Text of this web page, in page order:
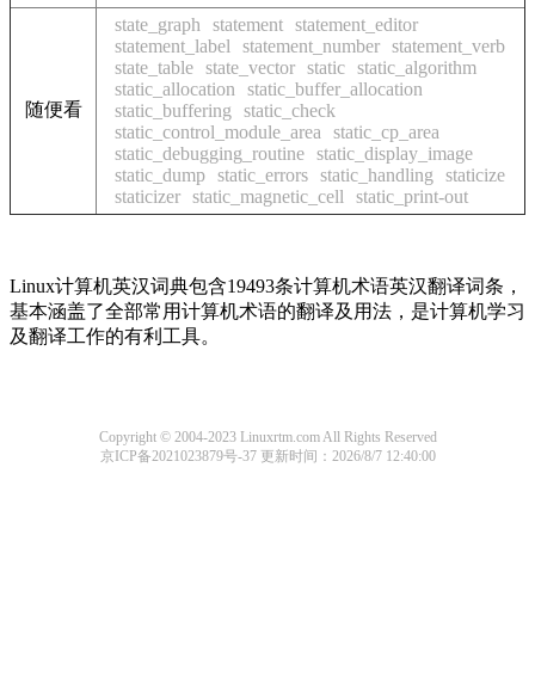
随便看
state_graph statement statement_editor
statement_label
statement_number statement_verb
state_table state_vector static static_algorithm
static_allocation
static_buffer_allocation
static_buffering
static_check
static_control_module_area
static_cp_area
static_debugging_routine static_display_image
static_dump static_errors static_handling
staticize
staticizer static_magnetic_cell static_print-out
Linux计算机英汉词典包含19493条计算机术语英汉翻译词条，
基本涵盖了全部常用计算机术语的翻译及用法，是计算机学习
及翻译工作的有利工具。
Copyright © 2004-2023 Linuxrtm.com All Rights Reserved
京ICP备2021023879号-37更新时间：2026/8/7 12:40:00